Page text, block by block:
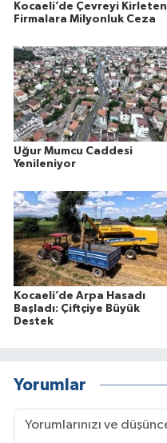
Kocaeli’de Çevreyi Kirleten
Firmalara Milyonluk Ceza
Uğur Mumcu Caddesi
Yenileniyor
Kocaeli’de Arpa Hasadı
Başladı: Çiftçiye Büyük
Destek
Yorumlar